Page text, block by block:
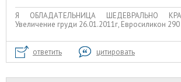
Я ОБЛАДАТЕЛЬНИЦА ШЕДЕВРАЛЬНО
Увеличение груди 26.01.2011г, Евросиликон
ответить цитировать